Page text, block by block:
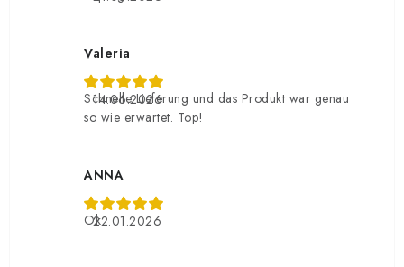
Valeria
14.06.2026
Schnelle Lieferung und das Produkt war genau
so wie erwartet. Top!
ANNA
22.01.2026
Ok